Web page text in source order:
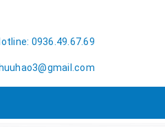
bạn là thành công của chúng tôi!
0936.49.67.69